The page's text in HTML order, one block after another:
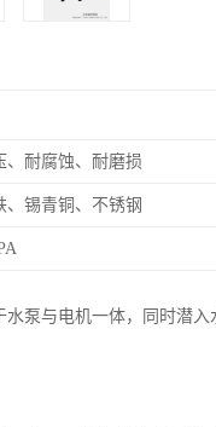
、耐腐蚀、耐磨损
、锡青铜、不锈钢
水泵与电机一体，同时潜